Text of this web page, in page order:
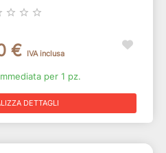
star_border star_border star_border
€ IVA inclusa
per 1 pz.
DETTAGLI